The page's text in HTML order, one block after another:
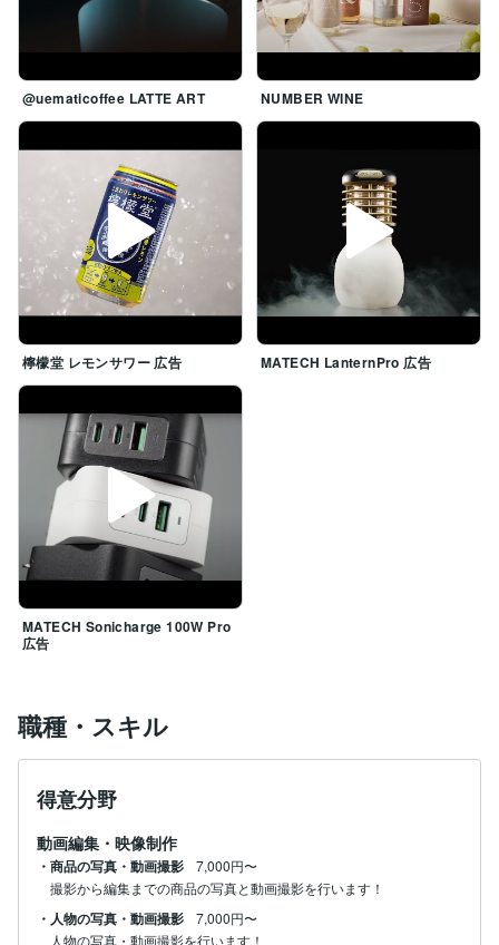
@uematicoffee LATTE ART NUMBER WINE
檸檬堂 レモンサワー 広告 MATECH LanternPro 広告
MATECH Sonicharge 100W Pro
広告
職種・スキル
得意分野
動画編集・映像制作
・商品の写真・動画撮影
7,000円〜
撮影から編集までの商品の写真と動画撮影を行います！
・人物の写真・動画撮影
7,000円〜
人物の写真・動画撮影を行います！